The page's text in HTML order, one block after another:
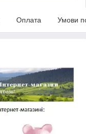
Оплата Умови